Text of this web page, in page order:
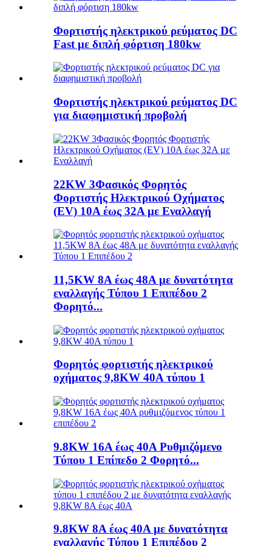
Φορτιστής ηλεκτρικού ρεύματος DC
Fast με διπλή φόρτιση 180kw
Φορτιστής ηλεκτρικού ρεύματος DC
για διαφημιστική προβολή
22KW 3Φασικός Φορητός
Φορτιστής Ηλεκτρικού Οχήματος
(EV) 10A έως 32A με Εναλλαγή
11,5KW 8A έως 48A με δυνατότητα
εναλλαγής Τύπου 1 Επιπέδου 2
Φορητό...
Φορητός φορτιστής ηλεκτρικού
οχήματος 9,8KW 40A τύπου 1
9.8KW 16A έως 40A Ρυθμιζόμενο
Τύπου 1 Επίπεδο 2 Φορητό...
9.8KW 8A έως 40A με δυνατότητα
εναλλαγής Τύπου 1 Επιπέδου 2